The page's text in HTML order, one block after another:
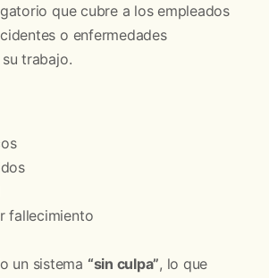
que cubre a los empleados
o enfermedades
trabajo.
fallecimiento
un sistema “sin culpa”, lo que